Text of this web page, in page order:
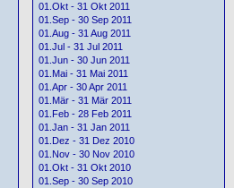
01.Okt - 31 Okt 2011
01.Sep - 30 Sep 2011
01.Aug - 31 Aug 2011
01.Jul - 31 Jul 2011
01.Jun - 30 Jun 2011
01.Mai - 31 Mai 2011
01.Apr - 30 Apr 2011
01.Mär - 31 Mär 2011
01.Feb - 28 Feb 2011
01.Jan - 31 Jan 2011
01.Dez - 31 Dez 2010
01.Nov - 30 Nov 2010
01.Okt - 31 Okt 2010
01.Sep - 30 Sep 2010